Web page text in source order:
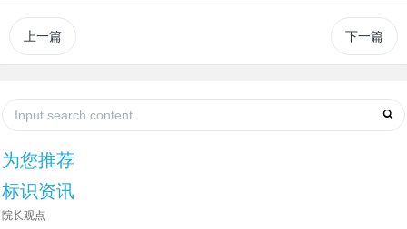
上一篇 下一篇
为您推荐
标识资讯
院长观点